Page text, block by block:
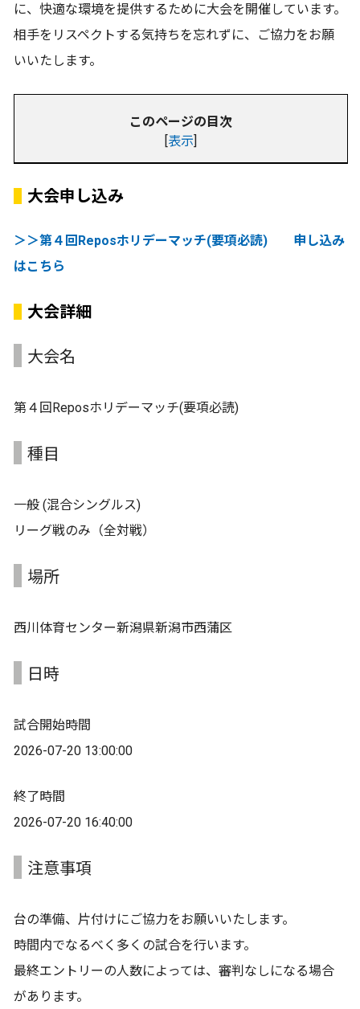
に、快適な環境を提供するために大会を開催しています。
相手をリスペクトする気持ちを忘れずに、ご協力をお願
いいたします。
このページの目次
[表示]
大会申し込み
＞＞第４回Reposホリデーマッチ(要項必読) 申し込み
はこちら
大会詳細
大会名
第４回Reposホリデーマッチ(要項必読)
種目
一般 (混合シングルス)
リーグ戦のみ（全対戦）
場所
西川体育センター新潟県新潟市西蒲区
日時
試合開始時間
2026-07-20 13:00:00
終了時間
2026-07-20 16:40:00
注意事項
台の準備、片付けにご協力をお願いいたします。
時間内でなるべく多くの試合を行います。
最終エントリーの人数によっては、審判なしになる場合
があります。